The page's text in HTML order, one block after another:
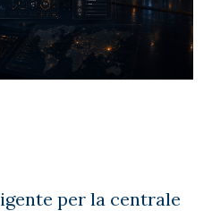
per la centrale